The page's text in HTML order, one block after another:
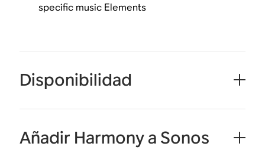
specific music Elements
Disponibilidad
Añadir Harmony a Sonos